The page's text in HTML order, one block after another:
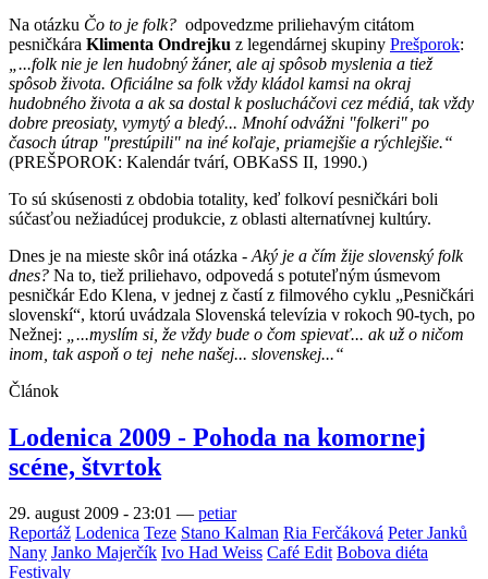
Na otázku Čo to je folk? odpovedzme priliehavým citátom
pesničkára Klimenta Ondrejku z legendárnej skupiny Prešporok:
„...folk nie je len hudobný žáner, ale aj spôsob myslenia a tiež
spôsob života. Oficiálne sa folk vždy kládol kamsi na okraj
hudobného života a ak sa dostal k poslucháčovi cez médiá, tak vždy
dobre preosiaty, vymytý a bledý... Mnohí odvážni "folkeri" po
časoch útrap "prestúpili" na iné koľaje, priamejšie a rýchlejšie.“
(PREŠPOROK: Kalendár tvárí, OBKaSS II, 1990.)
To sú skúsenosti z obdobia totality, keď folkoví pesničkári boli
súčasťou nežiadúcej produkcie, z oblasti alternatívnej kultúry.
Dnes je na mieste skôr iná otázka - Aký je a čím žije slovenský folk
dnes? Na to, tiež priliehavo, odpovedá s potuteľným úsmevom
pesničkár Edo Klena, v jednej z častí z filmového cyklu „Pesničkári
slovenskí“, ktorú uvádzala Slovenská televízia v rokoch 90-tych, po
Nežnej: „...myslím si, že vždy bude o čom spievať... ak už o ničom
inom, tak aspoň o tej nehe našej... slovenskej...“
Článok
Lodenica 2009 - Pohoda na komornej
scéne, štvrtok
29. august 2009 - 23:01 — petiar
Reportáž Lodenica Teze Stano Kalman Ria Ferčáková Peter Janků
Nany Janko Majerčík Ivo Had Weiss Café Edit Bobova diéta
Festivaly